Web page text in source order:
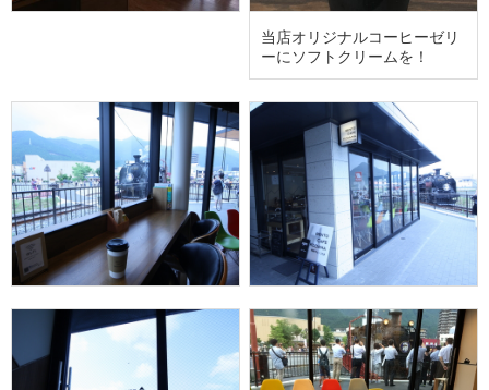
当店オリジナルコーヒーゼリ
ーにソフトクリームを！